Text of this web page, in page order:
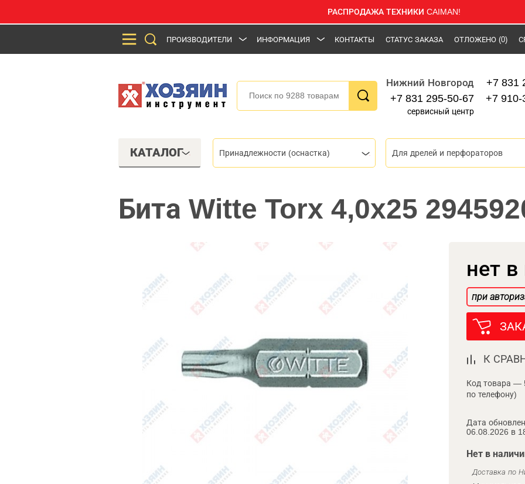
РАСПРОДАЖА ТЕХНИКИ CAIMAN!
ПРОИЗВОДИТЕЛИ ИНФОРМАЦИЯ КОНТАКТЫ СТАТУС ЗАКАЗА ОТЛОЖЕНО (0)
Нижний Новгород
+7 831 295-50-67
сервисный центр
+7 831
+7 910-
КАТАЛОГ Принадлежности (оснастка) Для дрелей и перфораторов
Бита Witte Torx 4,0x25
нет
при
К
Код товара —
по телефону)
Дата
06.08.2026 в
Нет в
Доставка по